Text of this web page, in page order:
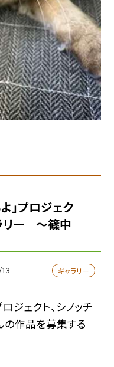
」プロジェク
ー 〜篠中
ギャラリー
ジェクト、シノッチ
の作品を募集する